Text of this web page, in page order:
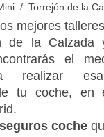
Torrejón de la
mejores
de la Calzada
el
realizar
tu coche, en
seguros coche